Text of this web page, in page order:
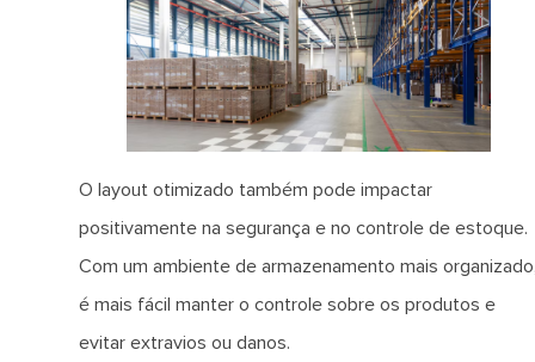
O layout otimizado também pode impactar
positivamente na segurança e no controle de estoque.
Com um ambiente de armazenamento mais
é mais fácil manter o controle sobre os produtos e
evitar extravios ou danos.